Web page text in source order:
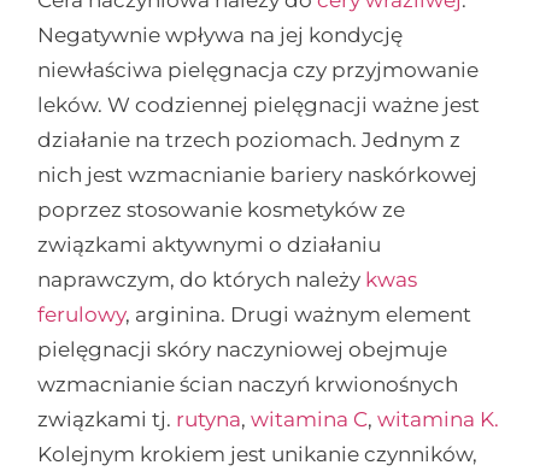
Negatywnie wpływa na jej kondycję
niewłaściwa pielęgnacja czy przyjmowanie
leków. W codziennej pielęgnacji ważne jest
działanie na trzech poziomach. Jednym z
nich jest wzmacnianie bariery naskórkowej
poprzez stosowanie kosmetyków ze
związkami aktywnymi o działaniu
naprawczym, do których należy kwas
ferulowy, arginina. Drugi ważnym element
pielęgnacji skóry naczyniowej obejmuje
wzmacnianie ścian naczyń krwionośnych
związkami tj. rutyna,witamina C,witamina K.
Kolejnym krokiem jest unikanie czynników,